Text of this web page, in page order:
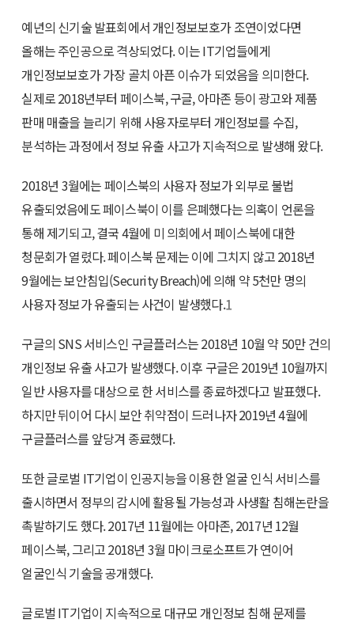
예년의 신기술 발표회에서 개인정보보호가 조연이었다면
올해는 주인공으로 격상되었다. 이는 IT기업들에게
개인정보보호가 가장 골치 아픈 이슈가 되었음을 의미한다.
실제로 2018년부터 페이스북, 구글, 아마존 등이 광고와 제품
판매 매출을 늘리기 위해 사용자로부터 개인정보를 수집,
분석하는 과정에서 정보 유출 사고가 지속적으로 발생해 왔다.
2018년 3월에는 페이스북의 사용자 정보가 외부로 불법
유출되었음에도 페이스북이 이를 은폐했다는 의혹이 언론을
통해 제기되고, 결국 4월에 미 의회에서 페이스북에 대한
청문회가 열렸다. 페이스북 문제는 이에 그치지 않고 2018년
9월에는 보안침입(Security Breach)에 의해 약 5천만 명의
사용자 정보가 유출되는 사건이 발생했다.1
구글의 SNS 서비스인 구글플러스는 2018년 10월 약 50만 건의
개인정보 유출 사고가 발생했다. 이후 구글은 2019년 10월까지
일반 사용자를 대상으로 한 서비스를 종료하겠다고 발표했다.
하지만 뒤이어 다시 보안 취약점이 드러나자 2019년 4월에
구글플러스를 앞당겨 종료했다.
또한 글로벌 IT기업이 인공지능을 이용한 얼굴 인식 서비스를
출시하면서 정부의 감시에 활용될 가능성과 사생활 침해논란을
촉발하기도 했다. 2017년 11월에는 아마존, 2017년 12월
페이스북, 그리고 2018년 3월 마이크로소프트가 연이어
얼굴인식 기술을 공개했다.
글로벌 IT기업이 지속적으로 대규모 개인정보 침해 문제를